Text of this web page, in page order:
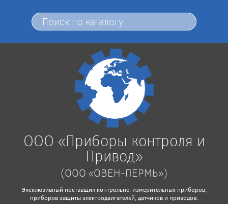
ООО «Приборы контроля и
Привод»
(ООО «ОВЕН-ПЕРМЬ»)
Эксклюзивный поставщик контрольно-измерительных приборов,
приборов защиты электродвигателей, датчиков и приводов.